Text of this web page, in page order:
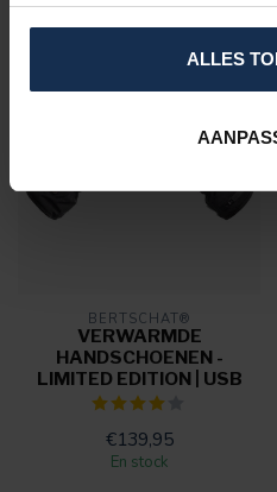
ALLES
BERTSCHAT®
VERWARMDE
HANDSCHOENEN -
LIMITED EDITION | USB
€139,95
En stock